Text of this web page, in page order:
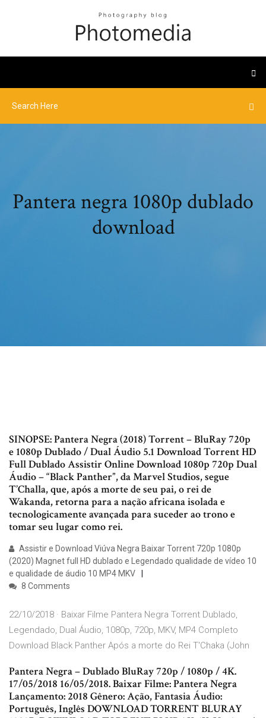
Pantera negra 1080p dublado
download
SINOPSE: Pantera Negra (2018) Torrent – BluRay 720p
e 1080p Dublado / Dual Áudio 5.1 Download Torrent HD
Full Dublado Assistir Online Download 1080p 720p Dual
Áudio – “Black Panther”, da Marvel Studios, segue
T’Challa, que, após a morte de seu pai, o rei de
Wakanda, retorna para a nação africana isolada e
tecnologicamente avançada para suceder ao trono e
tomar seu lugar como rei.
Assistir e Download Viúva Negra Baixar Torrent 720p 1080p
(2020) Magnet full HD dublado e Legendado qualidade de vídeo 10
e qualidade de áudio 10 MP4 MKV
8 Comments
22/10/2018 · Baixar Filme Pantera Negra Torrent Dublado,
Legendado, Dual Áudio, 1080p, 720p, MKV, MP4 Completo
Download Black Panther Após a morte do Rei T'Chaka (John
Pantera Negra – Dublado BluRay 720p / 1080p / 4K.
17/05/2018 16/05/2018. Baixar Filme: Pantera Negra
Lançamento: 2018 Gênero: Ação, Fantasia Áudio:
Português, Inglês DOWNLOAD TORRENT BLURAY